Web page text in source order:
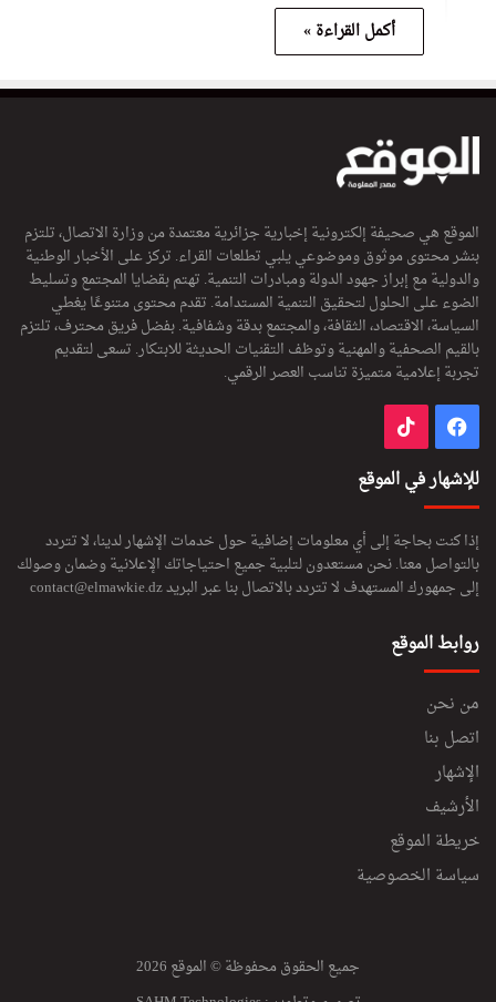
أكمل القراءة »
الموقع هي صحيفة إلكترونية إخبارية جزائرية معتمدة من وزارة الاتصال، تلتزم
بنشر محتوى موثوق وموضوعي يلبي تطلعات القراء. تركز على الأخبار الوطنية
والدولية مع إبراز جهود الدولة ومبادرات التنمية. تهتم بقضايا المجتمع وتسليط
الضوء على الحلول لتحقيق التنمية المستدامة. تقدم محتوى متنوعًا يغطي
السياسة، الاقتصاد، الثقافة، والمجتمع بدقة وشفافية. بفضل فريق محترف، تلتزم
بالقيم الصحفية والمهنية وتوظف التقنيات الحديثة للابتكار. تسعى لتقديم
تجربة إعلامية متميزة تناسب العصر الرقمي.
فيسبوك
للإشهار في الموقع
إذا كنت بحاجة إلى أي معلومات إضافية حول خدمات الإشهار لدينا، لا تتردد
بالتواصل معنا. نحن مستعدون لتلبية جميع احتياجاتك الإعلانية وضمان وصولك
إلى جمهورك المستهدف لا تتردد بالاتصال بنا عبر البريدcontact@elmawkie.dz
روابط الموقع
من نحن
اتصل بنا
الإشهار
الأرشيف
خريطة الموقع
سياسة الخصوصية
جميع الحقوق محفوظة © الموقع 2026